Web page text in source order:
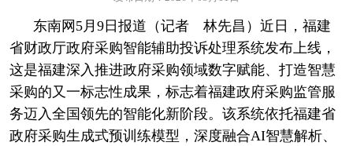
东南网5月9日报道（记者 林先昌）近日，福建
省财政厅政府采购智能辅助投诉处理系统发布上线，
这是福建深入推进政府采购领域数字赋能、打造智慧
采购的又一标志性成果，标志着福建政府采购监管服
务迈入全国领先的智能化新阶段。该系统依托福建省
政府采购生成式预训练模型，深度融合AI智慧解析、